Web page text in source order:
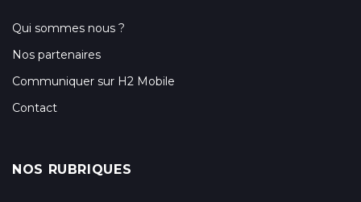
Qui sommes nous ?
Nos partenaires
Communiquer sur H2 Mobile
Contact
NOS RUBRIQUES